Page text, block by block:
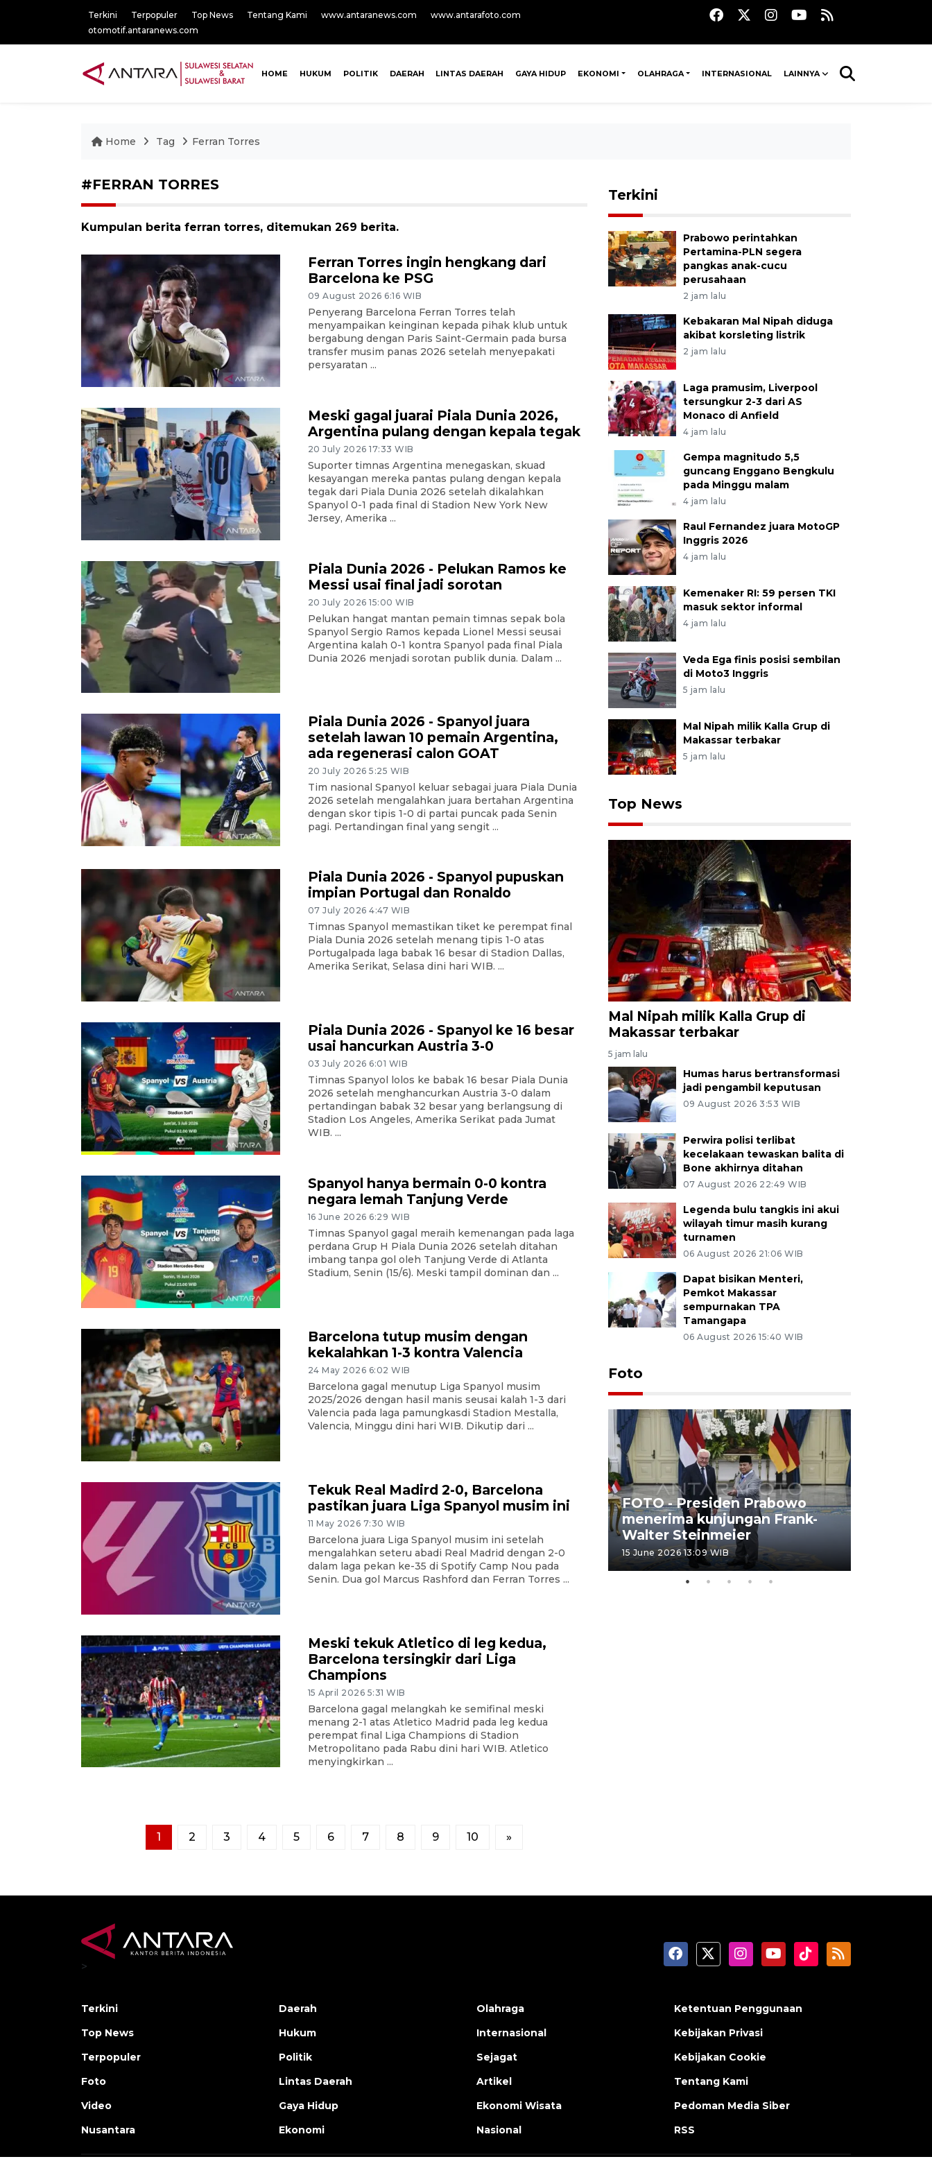
Terkini Terpopuler Top News Tentang Kami www.antaranews.com
www.antarafoto.com
otomotif.antaranews.com
HOME HUKUM POLITIK DAERAH LINTAS DAERAH GAYA HIDUP EKONOMI OLAHRAGA INTERNASIONAL LAINNYA
Home Tag Ferran Torres
#FERRAN TORRES
Kumpulan berita ferran torres, ditemukan 269 berita.
Ferran Torres ingin hengkang dari
Barcelona ke PSG
09 August 2026 6:16 WIB
Penyerang Barcelona Ferran Torres telah
menyampaikan keinginan kepada pihak klub untuk
bergabung dengan Paris Saint-Germain pada bursa
transfer musim panas 2026 setelah menyepakati
persyaratan ...
Meski gagal juarai Piala Dunia 2026,
Argentina pulang dengan kepala tegak
20 July 2026 17:33 WIB
Suporter timnas Argentina menegaskan, skuad
kesayangan mereka pantas pulang dengan kepala
tegak dari Piala Dunia 2026 setelah dikalahkan
Spanyol 0-1 pada final di Stadion New York New
Jersey, Amerika ...
Piala Dunia 2026 - Pelukan Ramos ke
Messi usai final jadi sorotan
20 July 2026 15:00 WIB
Pelukan hangat mantan pemain timnas sepak bola
Spanyol Sergio Ramos kepada Lionel Messi seusai
Argentina kalah 0-1 kontra Spanyol pada final Piala
Dunia 2026 menjadi sorotan publik dunia. Dalam ...
Piala Dunia 2026 - Spanyol juara
setelah lawan 10 pemain Argentina,
ada regenerasi calon GOAT
20 July 2026 5:25 WIB
Tim nasional Spanyol keluar sebagai juara Piala Dunia
2026 setelah mengalahkan juara bertahan Argentina
dengan skor tipis 1-0 di partai puncak pada Senin
pagi. Pertandingan final yang sengit ...
Piala Dunia 2026 - Spanyol pupuskan
impian Portugal dan Ronaldo
07 July 2026 4:47 WIB
Timnas Spanyol memastikan tiket ke perempat final
Piala Dunia 2026 setelah menang tipis 1-0 atas
Portugalpada laga babak 16 besar di Stadion Dallas,
Amerika Serikat, Selasa dini hari WIB. ...
Piala Dunia 2026 - Spanyol ke 16 besar
usai hancurkan Austria 3-0
03 July 2026 6:01 WIB
Timnas Spanyol lolos ke babak 16 besar Piala Dunia
2026 setelah menghancurkan Austria 3-0 dalam
pertandingan babak 32 besar yang berlangsung di
Stadion Los Angeles, Amerika Serikat pada Jumat
WIB. ...
Spanyol hanya bermain 0-0 kontra
negara lemah Tanjung Verde
16 June 2026 6:29 WIB
Timnas Spanyol gagal meraih kemenangan pada laga
perdana Grup H Piala Dunia 2026 setelah ditahan
imbang tanpa gol oleh Tanjung Verde di Atlanta
Stadium, Senin (15/6). Meski tampil dominan dan ...
Barcelona tutup musim dengan
kekalahkan 1-3 kontra Valencia
24 May 2026 6:02 WIB
Barcelona gagal menutup Liga Spanyol musim
2025/2026 dengan hasil manis seusai kalah 1-3 dari
Valencia pada laga pamungkasdi Stadion Mestalla,
Valencia, Minggu dini hari WIB. Dikutip dari ...
Tekuk Real Madird 2-0, Barcelona
pastikan juara Liga Spanyol musim ini
11 May 2026 7:30 WIB
Barcelona juara Liga Spanyol musim ini setelah
mengalahkan seteru abadi Real Madrid dengan 2-0
dalam laga pekan ke-35 di Spotify Camp Nou pada
Senin. Dua gol Marcus Rashford dan Ferran Torres ...
Meski tekuk Atletico di leg kedua,
Barcelona tersingkir dari Liga
Champions
15 April 2026 5:31 WIB
Barcelona gagal melangkah ke semifinal meski
menang 2-1 atas Atletico Madrid pada leg kedua
perempat final Liga Champions di Stadion
Metropolitano pada Rabu dini hari WIB. Atletico
menyingkirkan ...
1 2 3 4 5 6 7 8 9 10 »
Terkini
Prabowo perintahkan
Pertamina-PLN segera
pangkas anak-cucu
perusahaan
2 jam lalu
Kebakaran Mal Nipah diduga
akibat korsleting listrik
2 jam lalu
Laga pramusim, Liverpool
tersungkur 2-3 dari AS
Monaco di Anfield
4 jam lalu
Gempa magnitudo 5,5
guncang Enggano Bengkulu
pada Minggu malam
4 jam lalu
Raul Fernandez juara MotoGP
Inggris 2026
4 jam lalu
Kemenaker RI: 59 persen TKI
masuk sektor informal
4 jam lalu
Veda Ega finis posisi sembilan
di Moto3 Inggris
5 jam lalu
Mal Nipah milik Kalla Grup di
Makassar terbakar
5 jam lalu
Top News
Mal Nipah milik Kalla Grup di
Makassar terbakar
5 jam lalu
Humas harus bertransformasi
jadi pengambil keputusan
09 August 2026 3:53 WIB
Perwira polisi terlibat
kecelakaan tewaskan balita di
Bone akhirnya ditahan
07 August 2026 22:49 WIB
Legenda bulu tangkis ini akui
wilayah timur masih kurang
turnamen
06 August 2026 21:06 WIB
Dapat bisikan Menteri,
Pemkot Makassar
sempurnakan TPA
Tamangapa
06 August 2026 15:40 WIB
Foto
FOTO - Kirab memperingati
HUT ke-80 Raja Keraton
Yogyakarta
02 April 2026 12:51 WIB
FOTO - Presiden Prabowo
menerima kunjungan Frank-
Walter Steinmeier
15 June 2026 13:09 WIB
>
Terkini
Top News
Terpopuler
Foto
Video
Nusantara
Daerah
Hukum
Politik
Lintas Daerah
Gaya Hidup
Ekonomi
Olahraga
Internasional
Sejagat
Artikel
Ekonomi Wisata
Nasional
Ketentuan Penggunaan
Kebijakan Privasi
Kebijakan Cookie
Tentang Kami
Pedoman Media Siber
RSS